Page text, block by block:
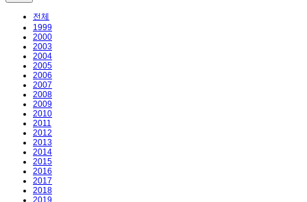
전체
1999
2000
2003
2004
2005
2006
2007
2008
2009
2010
2011
2012
2013
2014
2015
2016
2017
2018
2019